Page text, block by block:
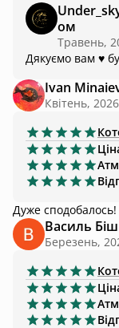
урізноманітнити свій
відпочинок!
ом
Травень,
Дякуємо вам ♥️
Ivan
Квітень, 2026
Дуже
Василь
Березень,